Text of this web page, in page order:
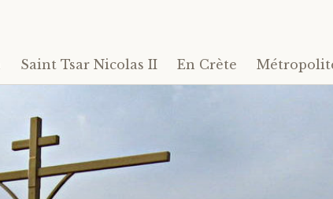
Saint Tsar Nicolas II En Crète